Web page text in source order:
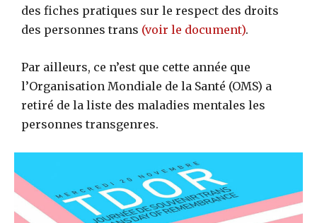
des fiches pratiques sur le respect des droits
des personnes trans (voir le document).
Par ailleurs, ce n’est que cette année que
l’Organisation Mondiale de la Santé (OMS) a
retiré de la liste des maladies mentales les
personnes transgenres.